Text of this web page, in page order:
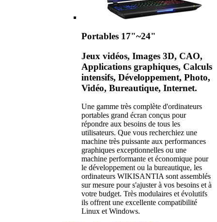
Portables 17"~24"
Jeux vidéos, Images 3D, CAO,
Applications graphiques, Calculs
intensifs, Développement, Photo,
Vidéo, Bureautique, Internet.
Une gamme très complète d'ordinateurs
portables grand écran conçus pour
répondre aux besoins de tous les
utilisateurs. Que vous recherchiez une
machine très puissante aux performances
graphiques exceptionnelles ou une
machine performante et économique pour
le développement ou la bureautique, les
ordinateurs WIKISANTIA sont assemblés
sur mesure pour s'ajuster à vos besoins et à
votre budget. Très modulaires et évolutifs
ils offrent une excellente compatibilité
Linux et Windows.